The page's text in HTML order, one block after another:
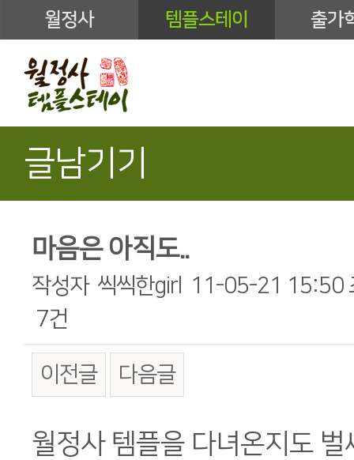
월정사 템플스테이 출가
글남기기
마음은 아직도..
작성자 씩씩한girl 11-05-21 15:50
7건
이전글 다음글
본문
월정사 템플을 다녀온지도